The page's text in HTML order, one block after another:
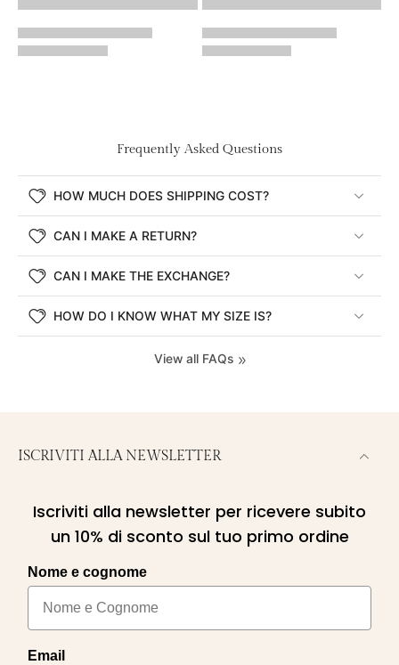
Frequently Asked Questions
HOW MUCH DOES SHIPPING COST?
CAN I MAKE A RETURN?
CAN I MAKE THE EXCHANGE?
HOW DO I KNOW WHAT MY SIZE IS?
View all FAQs
ISCRIVITI ALLA NEWSLETTER
Iscriviti alla newsletter per ricevere subito
un 10% di sconto sul tuo primo ordine
Nome e cognome
Email